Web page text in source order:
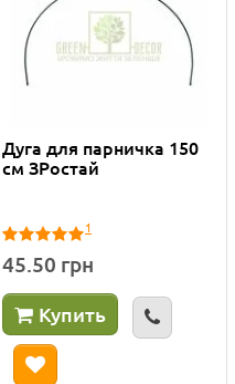
Дуга для парничка 150
см ЗРостай
1
45.50 грн
Купить